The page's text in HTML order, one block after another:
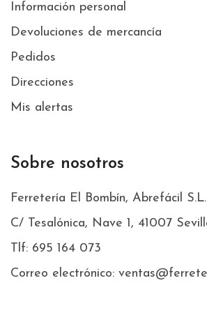
Información personal
Devoluciones de mercancía
Pedidos
Direcciones
Mis alertas
Sobre nosotros
Ferretería El Bombín, Abrefácil S.L.
C/ Tesalónica, Nave 1, 41007
Tlf: 695 164 073
Correo electrónico: